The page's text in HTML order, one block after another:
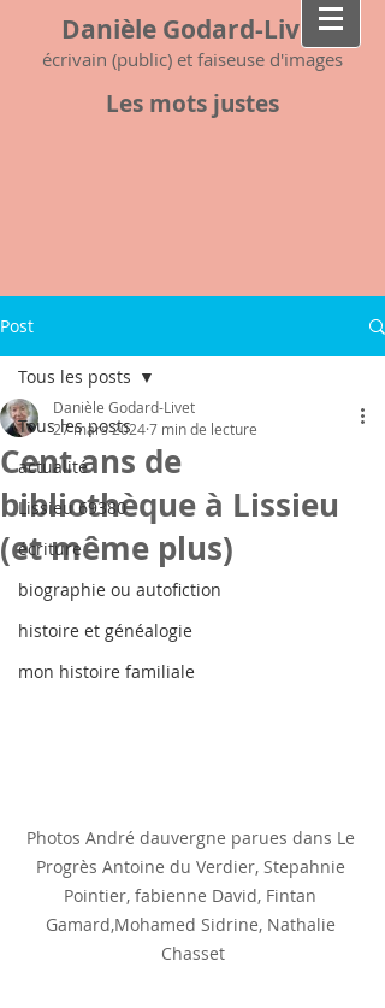
Danièle Godard-Livet
écrivain (public) et faiseuse d'images
Les mots justes
Post
Tous les posts
actualité
Lissieu 69380
écriture
biographie ou autofiction
histoire et généalogie
mon histoire familiale
Tous les posts
Cent ans de
bibliothèque à Lissieu
(et même plus)
Danièle Godard-Livet
27 mars 20247 min de lecture
Photos André dauvergne parues dans Le
Progrès Antoine du Verdier, Stepahnie
Pointier, fabienne David, Fintan
Gamard,Mohamed Sidrine, Nathalie
Chasset